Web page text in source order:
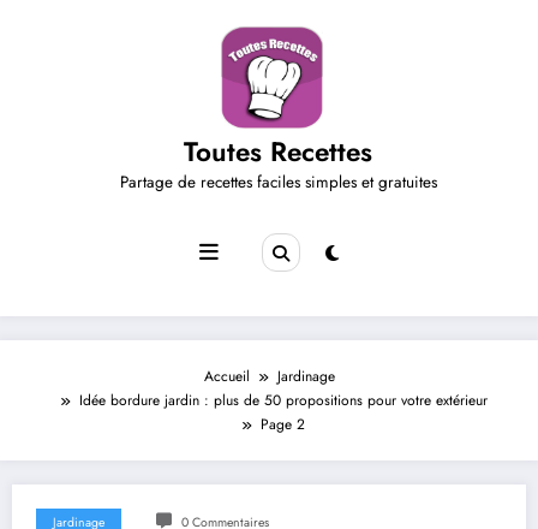
Toutes Recettes
Partage de recettes faciles simples et gratuites
Accueil
Jardinage
Idée bordure jardin : plus de 50 propositions pour votre extérieur
Page 2
Jardinage 0 Commentaires